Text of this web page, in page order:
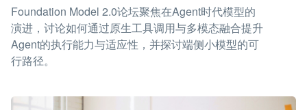
Foundation Model 2.0论坛聚焦在Agent时代模型的
演进，讨论如何通过原生工具调用与多模态融合提升
Agent的执行能力与适应性，并探讨端侧小模型的可
行路径。